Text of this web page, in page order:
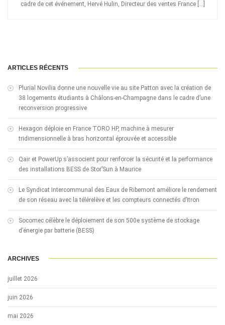
cadre de cet événement, Hervé Hulin, Directeur des ventes France […]
ARTICLES RÉCENTS
Plurial Novilia donne une nouvelle vie au site Patton avec la création de
38 logements étudiants à Châlons-en-Champagne dans le cadre d’une
reconversion progressive
Hexagon déploie en France TORO HP, machine à mesurer
tridimensionnelle à bras horizontal éprouvée et accessible
Qair et PowerUp s’associent pour renforcer la sécurité et la performance
des installations BESS de Stor’Sun à Maurice
Le Syndicat Intercommunal des Eaux de Ribemont améliore le rendement
de son réseau avec la télérelève et les compteurs connectés d’Itron
Socomec célèbre le déploiement de son 500e système de stockage
d’énergie par batterie (BESS)
ARCHIVES
juillet 2026
juin 2026
mai 2026